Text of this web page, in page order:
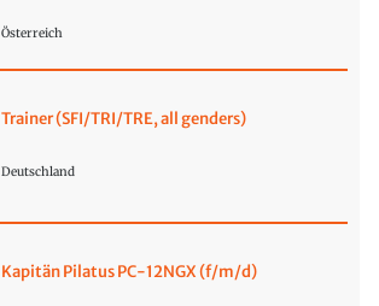
Österreich
Trainer (SFI/TRI/TRE, all genders)
Deutschland
Kapitän Pilatus PC-12NGX (f/m/d)